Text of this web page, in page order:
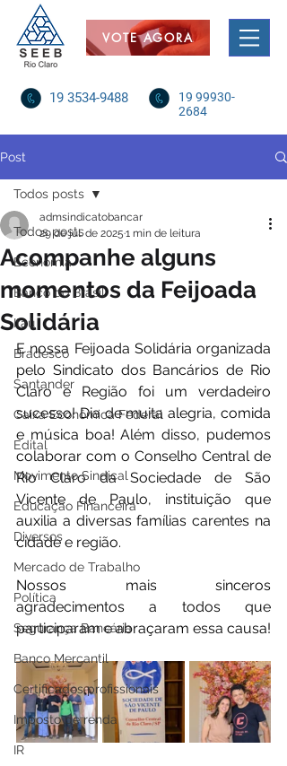
VOTE AGORA
19 3534-9488
19 99930-
2684
Post
Todos posts
Economia
Banco do Brasil
Itaú
Bradesco
Santander
Caixa Econômica Federal
Edital
Movimento Sindical
Educação Financeira
Diversos
Mercado de Trabalho
Política
Segurança Bancária
Banco Mercantil
Certificados profissionais
Imposto de renda
IR
Todos posts
Acompanhe alguns
momentos da Feijoada
Solidária
admsindicatobancar
29 de jul. de 2025 1 min de leitura
E nossa Feijoada Solidária organizada
pelo Sindicato dos Bancários de Rio
Claro e Região foi um verdadeiro
sucesso! Dia de muita alegria, comida
e música boa! Além disso, pudemos
colaborar com o Conselho Central de
Rio Claro da Sociedade de São
Vicente de Paulo, instituição que
auxilia a diversas famílias carentes na
cidade e região.
Nossos mais sinceros
agradecimentos a todos que
participaram e abraçaram essa causa!